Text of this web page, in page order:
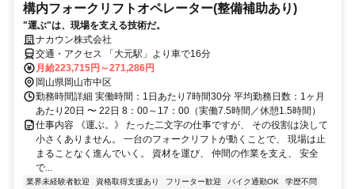
構内フォークリフトオペレーター(整備補助あり)
"運ぶ"は、現場を支える技術だ。
ナカウン株式会社
交通・アクセス 「大元駅」より車で16分
月給223,715円～271,286円
岡山県岡山市中区
勤務時間詳細 実働時間：1日あたり7時間30分 平均勤務日数：1ヶ月
あたり20日 〜 22日 8：00～17：00（実働7.5時間／休憩1.5時間）
仕事内容 《運ぶ。》 たった二文字の仕事ですが、 その役割は決して
小さくありません。 一台のフォークリフトが動くことで、 現場は止
まることなく進んでいく。 資材を運び、 仲間の作業を支え、 安全
で...
業界未経験者歓迎 資格取得支援あり フリーター歓迎 バイク通勤OK
学歴不問